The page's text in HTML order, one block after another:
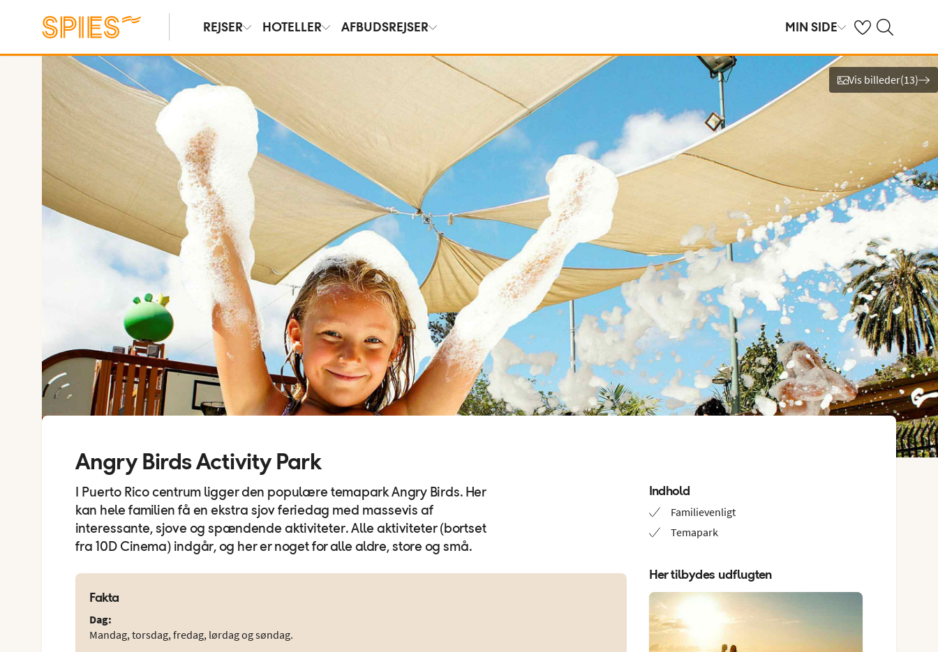
REJSER HOTELLER AFBUDSREJSER MIN SIDE Se dine gemte
Søg på spies.dk
Vis billeder(13)
Angry Birds Activity Park
I Puerto Rico centrum ligger den populære temapark Angry Birds. Her
kan hele familien få en ekstra sjov feriedag med massevis af
interessante, sjove og spændende aktiviteter. Alle aktiviteter (bortset
fra 10D Cinema) indgår, og her er noget for alle aldre, store og små.
Fakta
Dag:
Mandag, torsdag, fredag, lørdag og søndag.
Indhold
Familievenligt
Temapark
Her tilbydes udflugten